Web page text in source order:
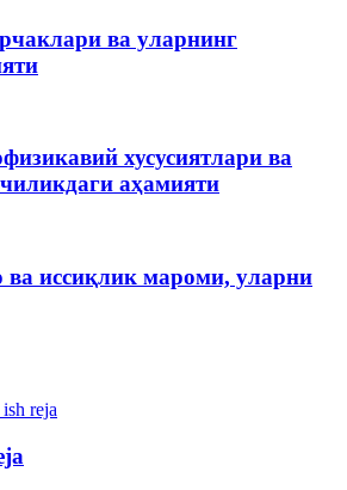
ва уларнинг
хусусиятлари ва
аҳамияти
ва иссиқлик мароми, уларни